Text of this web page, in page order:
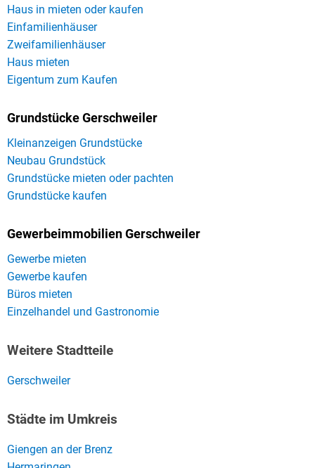
Haus in mieten oder kaufen
Einfamilienhäuser
Zweifamilienhäuser
Haus mieten
Eigentum zum Kaufen
Grundstücke Gerschweiler
Kleinanzeigen Grundstücke
Neubau Grundstück
Grundstücke mieten oder pachten
Grundstücke kaufen
Gewerbeimmobilien Gerschweiler
Gewerbe mieten
Gewerbe kaufen
Büros mieten
Einzelhandel und Gastronomie
Weitere Stadtteile
Gerschweiler
Städte im Umkreis
Giengen an der Brenz